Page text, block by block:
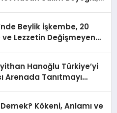
Beylik İşkembe, 20
ve Lezzetin Değişmeyen
Hanoğlu Türkiye’yi
Arenada Tanıtmayı
Kökeni, Anlamı ve